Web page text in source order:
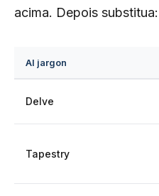
acima. Depois substitua:
AI jargon
Delve
Tapestry